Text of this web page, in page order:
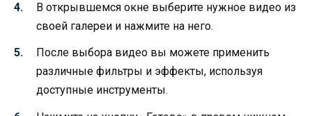
В открывшемся окне выберите нужное видео из
своей галереи и нажмите на него.
После выбора видео вы можете применить
различные фильтры и эффекты, используя
доступные инструменты.